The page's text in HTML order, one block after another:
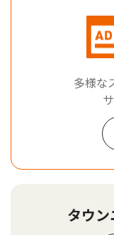
多様な
タウン